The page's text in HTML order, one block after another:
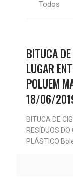
Todos
BITUCA
LUGAR
POLUEM
18/06/
BITUCA DE
RESÍDUOS
PLÁSTICO